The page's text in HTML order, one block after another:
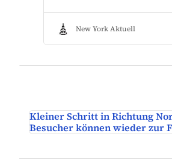
New York Aktuell
Kleiner Schritt in Richtung
Besucher können wieder zur